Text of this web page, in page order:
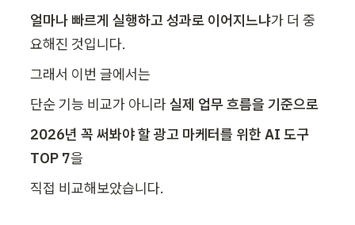
얼마나 빠르게 실행하고 성과로 이어지느냐가 더 중
요해진 것입니다.
그래서 이번 글에서는
단순 기능 비교가 아니라 실제 업무 흐름을 기준으로
2026년 꼭 써봐야 할 광고 마케터를 위한 AI 도구
TOP 7을
직접 비교해보았습니다.